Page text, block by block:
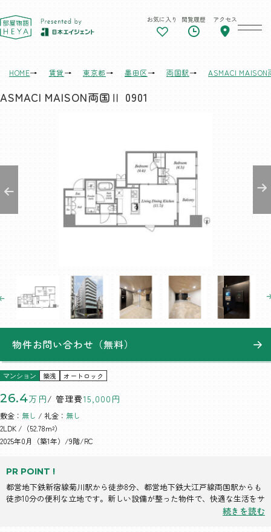
東京 部屋物語 お気に入り 閲覧履歴 アクセス
HOME 賃貸 東京都 墨田区 両国駅 ASMACI
ASMACI MAISON両国Ⅱ 0901
PR POINT !
都営地下鉄新宿線菊川駅から徒歩8分、都営地下鉄大江戸線両国駅からも
徒歩10分の便利な立地です。新しい設備が整った物件で、快適な生活をサ
続きを読む
マンション 築浅 オートロック
26.4万円/ 管理費15,000円
敷金： 無し / 礼金： 無し
2LDK /（52.78m²）
2025年0月（築1年）/9階/RC
物件お問い合わせ（無料）